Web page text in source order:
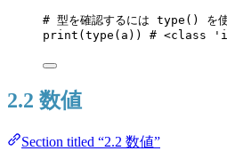
# 型を確認するには type() を
print (type ( a )) # <class
2.2 数値
Section titled “2.2 数値”